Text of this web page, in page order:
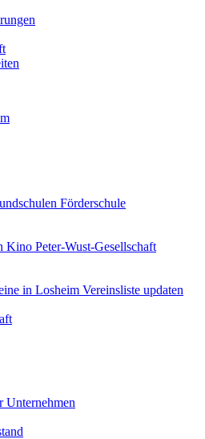
Förderschule
Kino Peter-Wust-Gesellschaft
in Losheim Vereinsliste updaten
Unternehmen